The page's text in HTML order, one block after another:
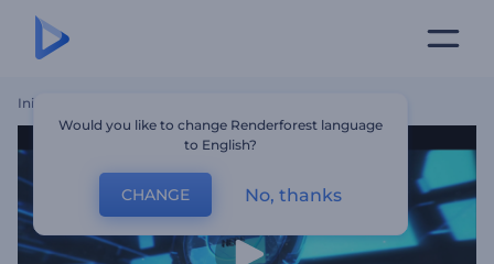
Inicio
Would you like to change Renderforest language
to English?
CHANGE No, thanks